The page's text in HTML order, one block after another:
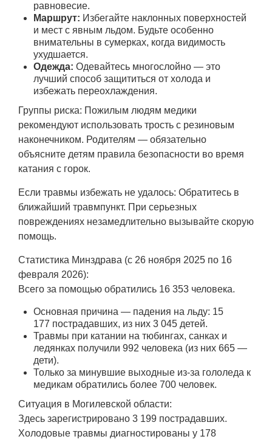
равновесие.
Маршрут: Избегайте наклонных поверхностей
и мест с явным льдом. Будьте особенно
внимательны в сумерках, когда видимость
ухудшается.
Одежда: Одевайтесь многослойно — это
лучший способ защититься от холода и
избежать переохлаждения.
Группы риска: Пожилым людям медики
рекомендуют использовать трость с резиновым
наконечником. Родителям — обязательно
объясните детям правила безопасности во время
катания с горок.
Если травмы избежать не удалось: Обратитесь в
ближайший травмпункт. При серьезных
повреждениях незамедлительно вызывайте скорую
помощь.
Статистика Минздрава (с 26 ноября 2025 по 16
февраля 2026):
Всего за помощью обратились 16 353 человека.
Основная причина — падения на льду: 15
177 пострадавших, из них 3 045 детей.
Травмы при катании на тюбингах, санках и
ледянках получили 992 человека (из них 665 —
дети).
Только за минувшие выходные из-за гололеда к
медикам обратились более 700 человек.
Ситуация в Могилевской области:
Здесь зарегистрировано 3 199 пострадавших.
Холодовые травмы диагностированы у 178